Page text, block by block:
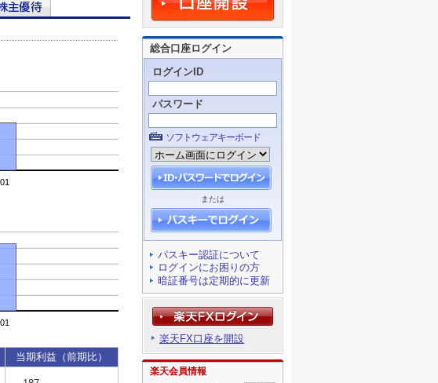
総合口座ログイン
ログインID
パスワード
ソフトウェアキーボード
または
パスキー認証について
ログインにお困りの方
暗証番号は定期的に更新
楽天FX口座を開設
楽天会員情報